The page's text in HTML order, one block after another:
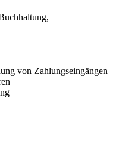
von Zahlungseingängen